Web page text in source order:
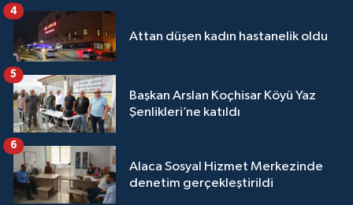
Attan düşen kadın hastanelik oldu
4
Başkan Arslan Koçhisar Köyü Yaz
Şenlikleri’ne katıldı
5
Alaca Sosyal Hizmet Merkezinde
denetim gerçekleştirildi
6